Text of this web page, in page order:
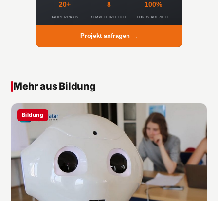
20+
JAHRE PRAXIS
8
KOMPETENZFELDER
100%
FOKUS AUF ZIELE
Projekt anfragen →
Mehr aus Bildung
Bildung